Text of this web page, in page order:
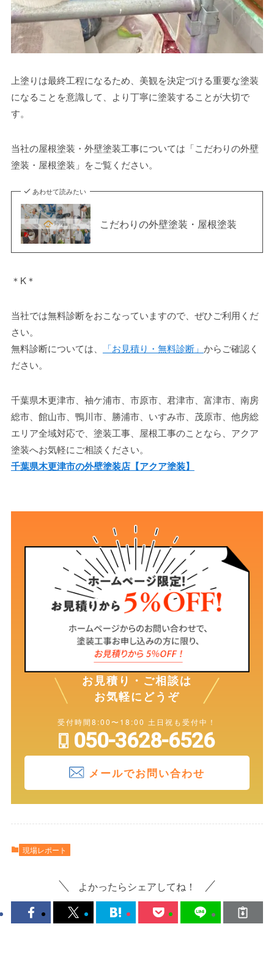
上塗りは最終工程になるため、美観を決定づける重要な塗装
になることを意識して、より丁寧に塗装することが大切で
す。
当社の屋根塗装・外壁塗装工事については「こだわりの外壁
塗装・屋根塗装」をご覧ください。
あわせて読みたい
こだわりの外壁塗装・屋根塗装
＊K＊
当社では無料診断をおこなっていますので、ぜひご利用くだ
さい。
無料診断については、
「お見積り・無料診断」 からご確認く
ださい。
千葉県木更津市、袖ケ浦市、市原市、君津市、富津市、南房
総市、館山市、鴨川市、勝浦市、いすみ市、茂原市、他房総
エリア全域対応で、塗装工事、屋根工事のことなら、アクア
塗装へお気軽にご相談ください。
千葉県木更津市の外壁塗装店【アクア塗装】
お見積り・ご相談は
お気軽にどうぞ
受付時間8:00〜18:00 土日祝も受付中！
050-3628-6526
メールでお問い合わせ
現場レポート
よかったらシェアしてね！